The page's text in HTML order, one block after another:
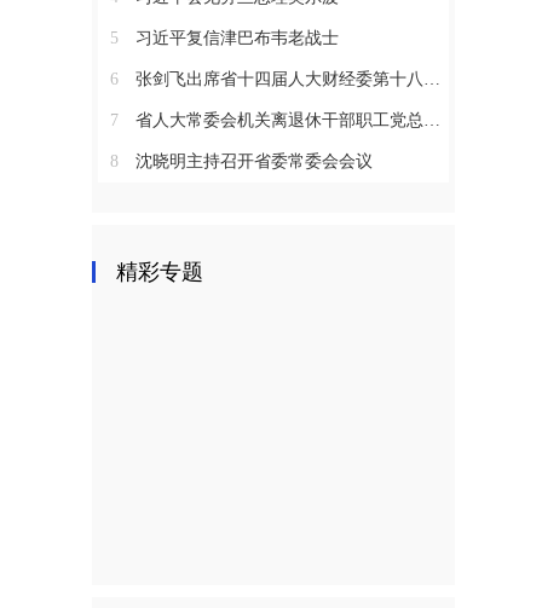
5 习近平复信津巴布韦老战士
6 张剑飞出席省十四届人大财经委第十八次全体会议
7 省人大常委会机关离退休干部职工党总支召开2025年度总结表彰大会
8 沈晓明主持召开省委常委会会议
精彩专题